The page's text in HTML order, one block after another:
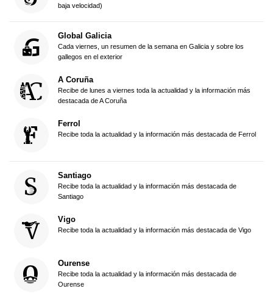
baja velocidad)
Global Galicia
Cada viernes, un resumen de la semana en Galicia y sobre los
gallegos en el exterior
A Coruña
Recibe de lunes a viernes toda la actualidad y la información más
destacada de A Coruña
Ferrol
Recibe toda la actualidad y la información más destacada de Ferrol
Santiago
Recibe toda la actualidad y la información más destacada de
Santiago
Vigo
Recibe toda la actualidad y la información más destacada de Vigo
Ourense
Recibe toda la actualidad y la información más destacada de
Ourense